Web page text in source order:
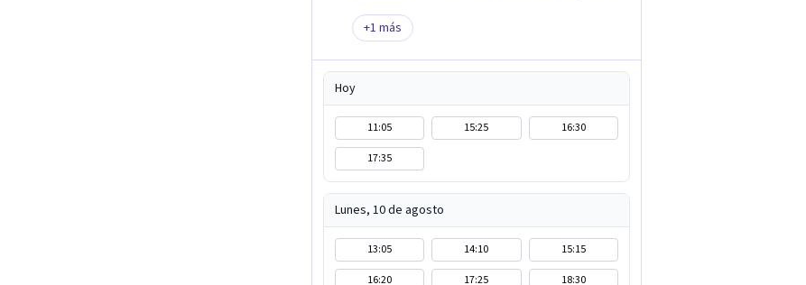
+1 más
Hoy
11:05 15:25
16:30
17:35
Lunes, 10 de agosto
13:05 14:10
15:15
16:20
17:25 18:30